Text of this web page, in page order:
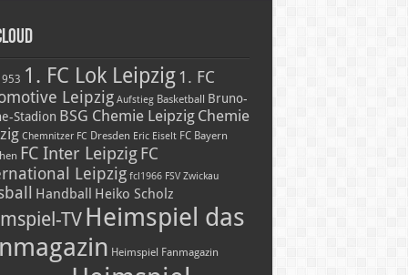
1. FC Lok Leipzig 1. FC
Leipzig Aufstieg Basketball
Bruno-
Stadion BSG Chemie Leipzig Chemie
Chemnitzer FC Dresden Eric Eiselt FC Bayern
FC Inter Leipzig FC
Leipzig fcl1966 FSV Zwickau
Handball Heiko Scholz
TV Heimspiel das
Heimspiel Fanmagazin